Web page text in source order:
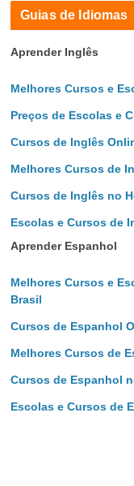
Guias de Idiomas
Aprender Inglês
Melhores Cursos e
Preços de Escolas e
Cursos de Inglês
Melhores Cursos de
Cursos de Inglês no
Escolas e Cursos de
Aprender Espanhol
Melhores Cursos e
Brasil
Cursos de Espanhol
Melhores Cursos de
Cursos de Espanhol
Escolas e Cursos de